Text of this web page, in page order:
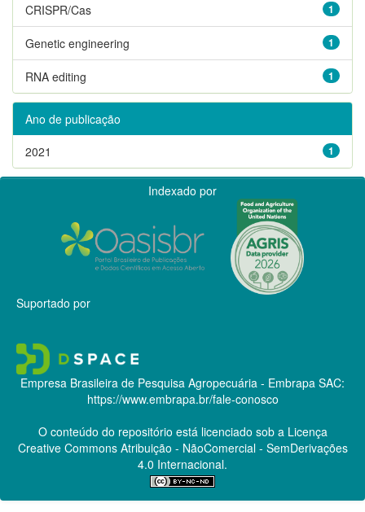
1
CRISPR/Cas
1
Genetic engineering
1
RNA editing
Ano de publicação
1
2021
Indexado por
Suportado por
Empresa Brasileira de Pesquisa Agropecuária - Embrapa SAC:
https://www.embrapa.br/fale-conosco
O conteúdo do repositório está licenciado sob a Licença
Creative CommonsAtribuição - NãoComercial - SemDerivações
4.0 Internacional.